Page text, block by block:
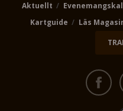
Aktuellt
Kartguide
Läs